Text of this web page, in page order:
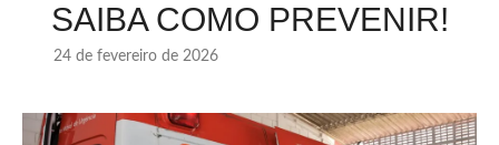
SAIBA COMO PREVENIR!
24 de fevereiro de 2026